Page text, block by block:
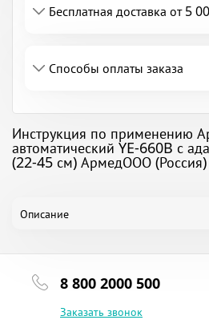
Бесплатная доставка от 5
Способы оплаты заказа
Инструкция по применению
автоматический YE-660B с
(22-45 см) АрмедООО (Россия)
Описание
8 800 2000 500
Заказать звонок